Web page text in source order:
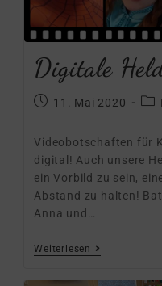
Digitale
11. Mai 2020
Videobotschaften für
digital! Auch unsere
ein Vorbild zu sein,
Abstand zu halten!
Anna und…
Weiterlesen